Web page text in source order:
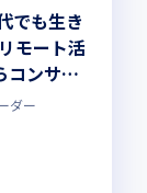
でも生き
モート活
ンサル
いあな
ダー